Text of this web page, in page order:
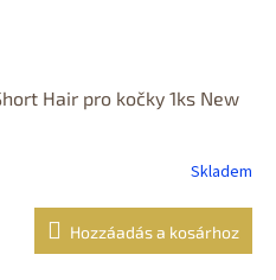
Hair pro kočky 1ks New
Skladem
Hozzáadás a kosárhoz